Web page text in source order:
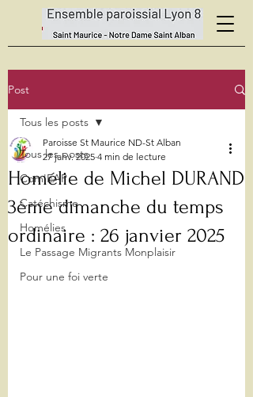
Post
Tous les posts
Com'EAP
Catéchisme
Homélies
Le Passage Migrants Monplaisir
Pour une foi verte
Tous les posts
Homélie de Michel DURAND
3ème dimanche du temps
ordinaire : 26 janvier 2025
Paroisse St Maurice ND-St Alban
27 janv. 2025 4 min de lecture